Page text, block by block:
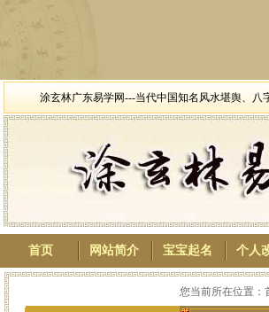
涂玄林广东易学网---当代中国知名风水堪舆、
首页 网站简介 宝宝起名 个人
您当前所在位置：